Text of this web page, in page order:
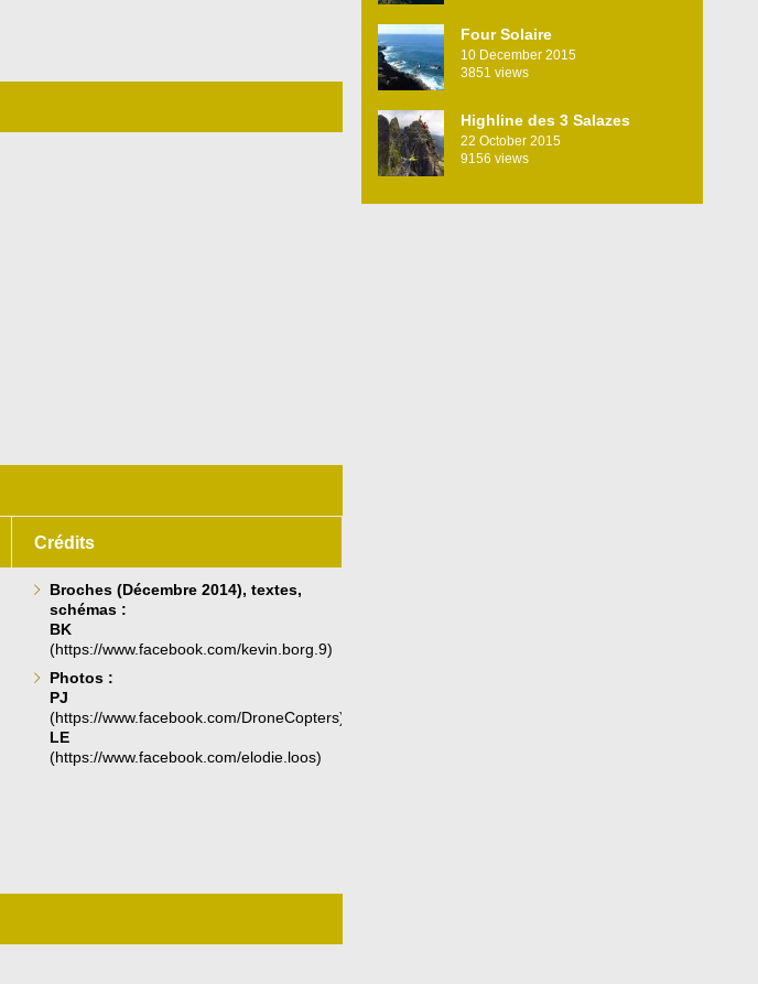
Crédits
Broches (Décembre 2014), textes,
schémas :
BK
(https://www.facebook.com/kevin.borg.9)
Photos :
PJ
(https://www.facebook.com/DroneCopters)
LE
(https://www.facebook.com/elodie.loos)
Four Solaire
10 December 2015
3851 views
Highline des 3 Salazes
22 October 2015
9156 views